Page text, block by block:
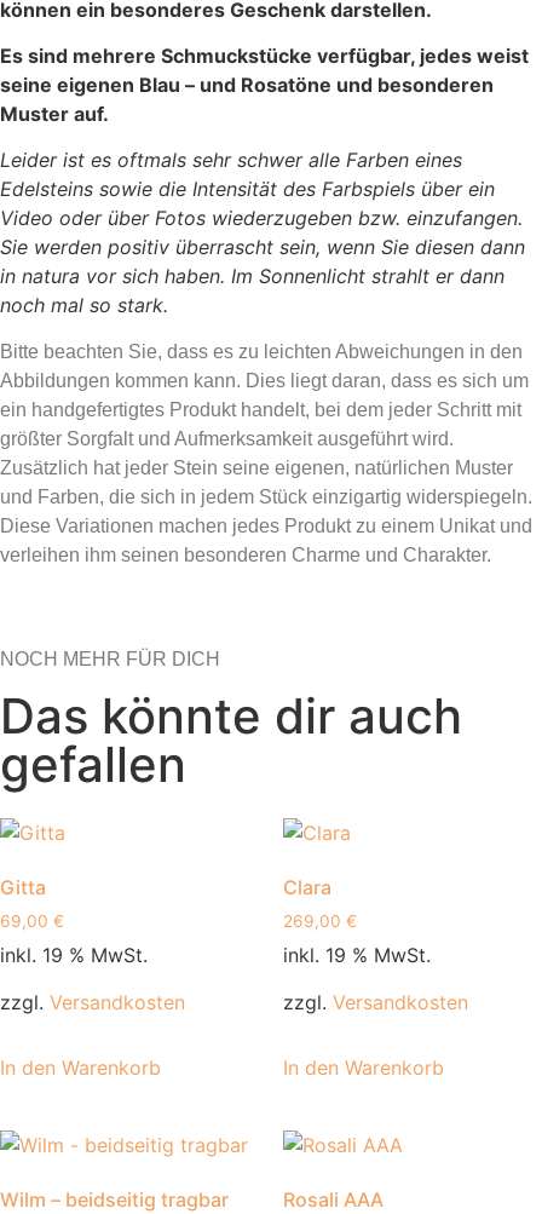
können ein besonderes Geschenk darstellen.
Es sind mehrere Schmuckstücke verfügbar, jedes weist
seine eigenen Blau – und Rosatöne und besonderen
Muster auf.
Leider ist es oftmals sehr schwer alle Farben eines
Edelsteins sowie die Intensität des Farbspiels über ein
Video oder über Fotos wiederzugeben bzw. einzufangen.
Sie werden positiv überrascht sein, wenn Sie diesen dann
in natura vor sich haben. Im Sonnenlicht strahlt er dann
noch mal so stark.
Bitte beachten Sie, dass es zu leichten Abweichungen in den
Abbildungen kommen kann. Dies liegt daran, dass es sich um
ein handgefertigtes Produkt handelt, bei dem jeder Schritt mit
größter Sorgfalt und Aufmerksamkeit ausgeführt wird.
Zusätzlich hat jeder Stein seine eigenen, natürlichen Muster
und Farben, die sich in jedem Stück einzigartig widerspiegeln.
Diese Variationen machen jedes Produkt zu einem Unikat und
verleihen ihm seinen besonderen Charme und Charakter.
NOCH MEHR FÜR DICH
Das könnte dir auch
gefallen
Gitta
69,00 €
inkl. 19 % MwSt.
zzgl. Versandkosten
In den Warenkorb
Clara
269,00 €
inkl. 19 % MwSt.
zzgl. Versandkosten
In den Warenkorb
Wilm – beidseitig tragbar Rosali AAA